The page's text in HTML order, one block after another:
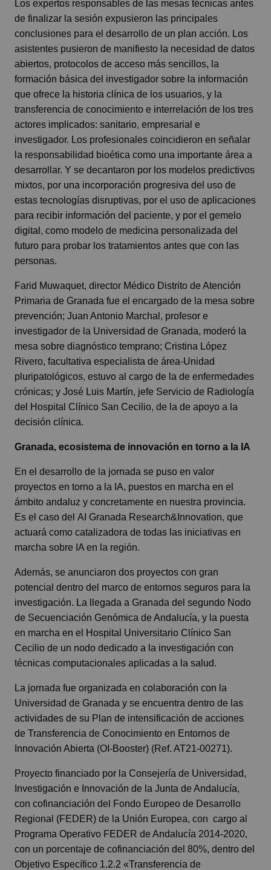
Los expertos responsables de las mesas técnicas antes
de finalizar la sesión expusieron las principales
conclusiones para el desarrollo de un plan acción. Los
asistentes pusieron de manifiesto la necesidad de datos
abiertos, protocolos de acceso más sencillos, la
formación básica del investigador sobre la información
que ofrece la historia clínica de los usuarios, y la
transferencia de conocimiento e interrelación de los tres
actores implicados: sanitario, empresarial e
investigador. Los profesionales coincidieron en señalar
la responsabilidad bioética como una importante área a
desarrollar. Y se decantaron por los modelos predictivos
mixtos, por una incorporación progresiva del uso de
estas tecnologías disruptivas, por el uso de aplicaciones
para recibir información del paciente, y por el gemelo
digital, como modelo de medicina personalizada del
futuro para probar los tratamientos antes que con las
personas.
Farid Muwaquet, director Médico Distrito de Atención
Primaria de Granada fue el encargado de la mesa sobre
prevención; Juan Antonio Marchal, profesor e
investigador de la Universidad de Granada, moderó la
mesa sobre diagnóstico temprano; Cristina López
Rivero, facultativa especialista de área-Unidad
pluripatológicos, estuvo al cargo de la de enfermedades
crónicas; y José Luis Martín, jefe Servicio de Radiología
del Hospital Clínico San Cecilio, de la de apoyo a la
decisión clínica.
Granada, ecosistema de innovación en torno a la IA
En el desarrollo de la jornada se puso en valor
proyectos en torno a la IA, puestos en marcha en el
ámbito andaluz y concretamente en nuestra provincia.
Es el caso del AI Granada Research&Innovation, que
actuará como catalizadora de todas las iniciativas en
marcha sobre IA en la región.
Además, se anunciaron dos proyectos con gran
potencial dentro del marco de entornos seguros para la
investigación. La llegada a Granada del segundo Nodo
de Secuenciación Genómica de Andalucía, y la puesta
en marcha en el Hospital Universitario Clínico San
Cecilio de un nodo dedicado a la investigación con
técnicas computacionales aplicadas a la salud.
La jornada fue organizada en colaboración con la
Universidad de Granada y se encuentra dentro de las
actividades de su Plan de intensificación de acciones
de Transferencia de Conocimiento en Entornos de
Innovación Abierta (OI-Booster) (Ref. AT21-00271).
Proyecto financiado por la Consejería de Universidad,
Investigación e Innovación de la Junta de Andalucía,
con cofinanciación del Fondo Europeo de Desarrollo
Regional (FEDER) de la Unión Europea, con cargo al
Programa Operativo FEDER de Andalucía 2014-2020,
con un porcentaje de cofinanciación del 80%, dentro del
Objetivo Específico 1.2.2 «Transferencia de